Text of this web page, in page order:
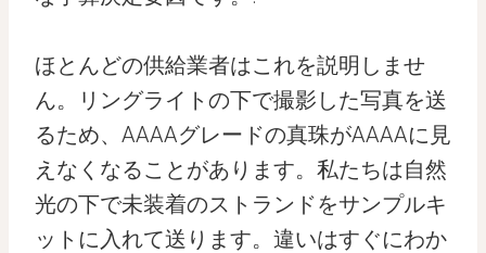
ほとんどの供給業者はこれを説明しませ
ん。リングライトの下で撮影した写真を送
るため、AAAAグレードの真珠がAAAAに見
えなくなることがあります。私たちは自然
光の下で未装着のストランドをサンプルキ
ットに入れて送ります。違いはすぐにわか